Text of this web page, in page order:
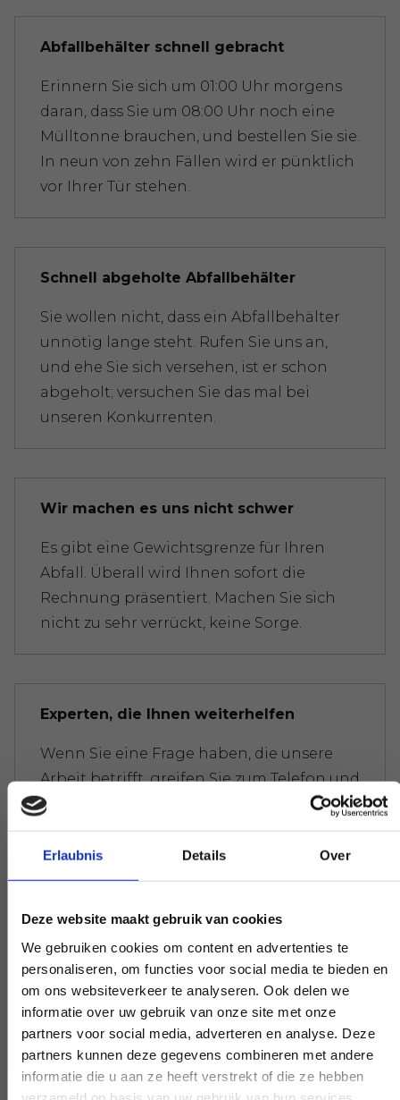
Erlaubnis Details Over
Deze website maakt gebruik van cookies
We gebruiken cookies om content en advertenties te
personaliseren, om functies voor social media te bieden en
om ons websiteverkeer te analyseren. Ook delen we
informatie over uw gebruik van onze site met onze
partners voor social media, adverteren en analyse. Deze
partners kunnen deze gegevens combineren met andere
informatie die u aan ze heeft verstrekt of die ze hebben
Abfallbehälter schnell gebracht
Erinnern Sie sich um 01:00 Uhr morgens
daran, dass Sie um 08:00 Uhr noch eine
Mülltonne brauchen, und bestellen Sie sie.
In neun von zehn Fällen wird er pünktlich
vor Ihrer Tür stehen.
Schnell abgeholte Abfallbehälter
Sie wollen nicht, dass ein Abfallbehälter
unnötig lange steht. Rufen Sie uns an,
und ehe Sie sich versehen, ist er schon
abgeholt; versuchen Sie das mal bei
unseren Konkurrenten.
Wir machen es uns nicht schwer
Es gibt eine Gewichtsgrenze für Ihren
Abfall. Überall wird Ihnen sofort die
Rechnung präsentiert. Machen Sie sich
nicht zu sehr verrückt, keine Sorge.
Experten, die Ihnen weiterhelfen
Wenn Sie eine Frage haben, die unsere
Arbeit betrifft, greifen Sie zum Telefon und
stellen Sie Ihre Frage. Unsere Experten
schaffen auf Wunsch Klarheit.
Frühe und späte Verfügbarkeit
Benötigen Sie unsere Hilfe außerhalb des
Arbeitstages? Machen Sie es
verhandelbar, und wir werden es möglich
machen - wenn möglich.